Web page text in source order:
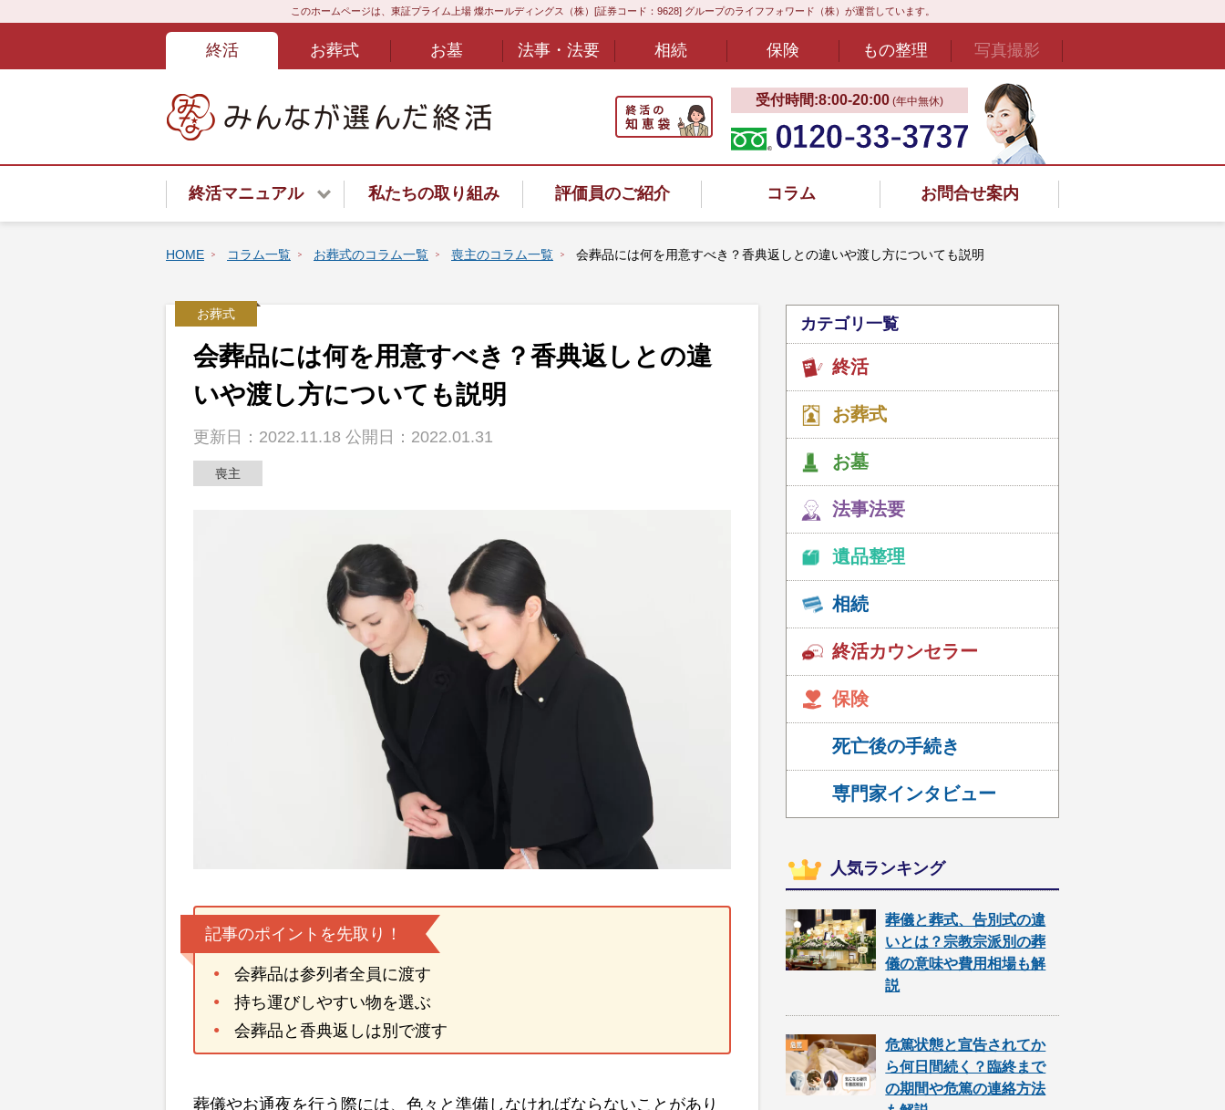
このホームページは、東証プライム上場 燦ホールディングス（株）[証券コード：9628] グループのライフフォワード（株）が運営しています。
終活 お葬式 お墓 法事・法要 相続 保険 もの整理 写真撮影
受付時間:8:00‐20:00 (年中無休)
終活マニュアル
終活サービスご紹介
終活あんしんよろず相談ダイヤル
遺言書
散骨
動画
私たちの取り組み 評価員のご紹介 コラム お問合せ案内
HOME コラム一覧 お葬式のコラム一覧 喪主のコラム一覧 会葬品には何を用意すべき？香典返しとの違いや渡し方についても説明
お葬式
会葬品には何を用意すべき？香典返しとの違
いや渡し方についても説明
更新日：2022.11.18 公開日：2022.01.31
喪主
記事のポイントを先取り！
会葬品は参列者全員に渡す
持ち運びしやすい物を選ぶ
会葬品と香典返しは別で渡す
葬儀やお通夜を行う際には、色々と準備しなければならないことがあり
カテゴリ一覧
終活
お葬式
お墓
法事法要
遺品整理
相続
終活カウンセラー
保険
死亡後の手続き
専門家インタビュー
人気ランキング
葬儀と葬式、告別式の違
いとは？宗教宗派別の葬
儀の意味や費用相場も解
説
危篤状態と宣告されてか
ら何日間続く？臨終まで
の期間や危篤の連絡方法